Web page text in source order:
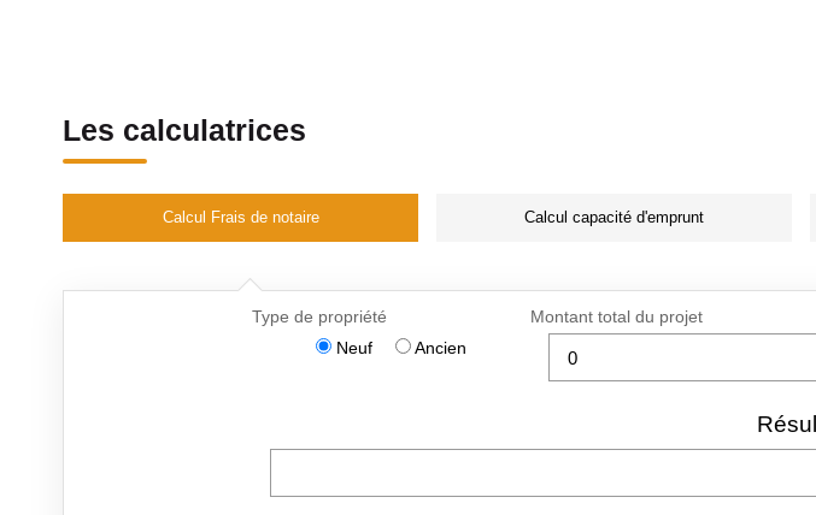
Les calculatrices
Calcul Frais de notaire Calcul capacité d'emprunt